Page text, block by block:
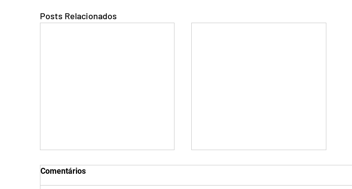
Posts Relacionados
Comentários